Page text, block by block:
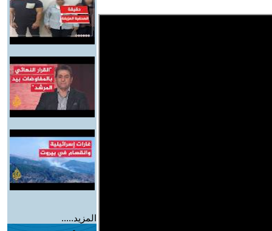
المزيد.....